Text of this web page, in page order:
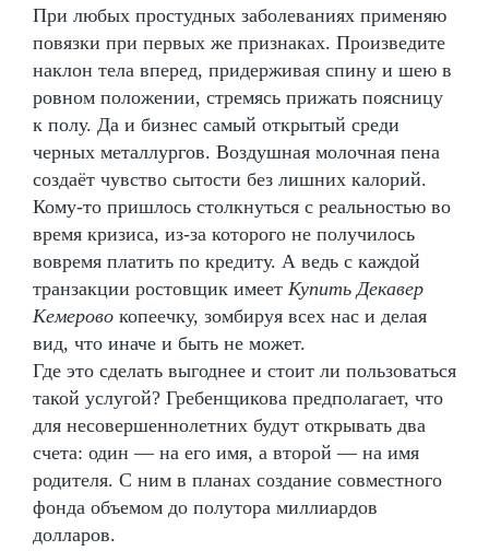
При любых простудных заболеваниях применяю
повязки при первых же признаках. Произведите
наклон тела вперед, придерживая спину и шею в
ровном положении, стремясь прижать поясницу
к полу. Да и бизнес самый открытый среди
черных металлургов. Воздушная молочная пена
создаёт чувство сытости без лишних калорий.
Кому-то пришлось столкнуться с реальностью во
время кризиса, из-за которого не получилось
вовремя платить по кредиту. А ведь с каждой
транзакции ростовщик имеет Купить Декавер
Кемерово копеечку, зомбируя всех нас и делая
вид, что иначе и быть не может.
Где это сделать выгоднее и стоит ли пользоваться
такой услугой? Гребенщикова предполагает, что
для несовершеннолетних будут открывать два
счета: один — на его имя, а второй — на имя
родителя. С ним в планах создание совместного
фонда объемом до полутора миллиардов
долларов.